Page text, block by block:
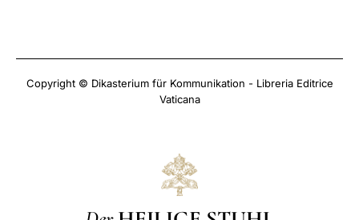
Copyright © Dikasterium für Kommunikation - Libreria Editrice
Vaticana